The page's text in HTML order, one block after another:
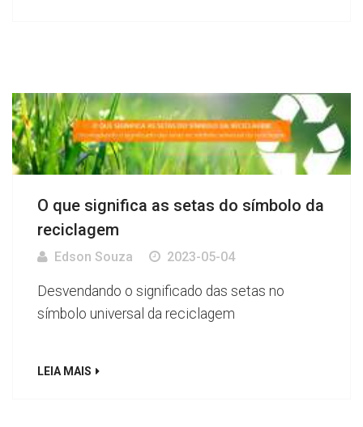
O que significa as setas do símbolo da
reciclagem
Edson Souza 2023-05-04
Desvendando o significado das setas no
símbolo universal da reciclagem
LEIA MAIS